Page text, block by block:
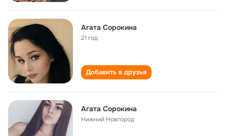
Агата Сорокина
21 год
Добавить в друзья
Агата Сорокина
Нижний Новгород